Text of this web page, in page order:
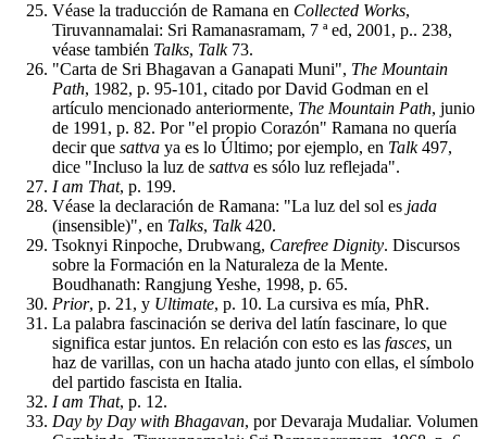
Véase la traducción de Ramana en Collected Works,
Tiruvannamalai: Sri Ramanasramam, 7 ª ed, 2001, p.. 238,
véase también Talks, Talk73.
"Carta de Sri Bhagavan a Ganapati Muni", The Mountain
Path, 1982, p. 95-101, citado por David Godman en el
artículo mencionado anteriormente, The Mountain Path, junio
de 1991, p. 82. Por "el propio Corazón" Ramana no quería
decir que sattva ya es lo Último; por ejemplo, en Talk497,
dice "Incluso la luz de sattva es sólo luz reflejada".
I am That, p. 199.
Véase la declaración de Ramana: "La luz del sol es jada
(insensible)", en Talks, Talk420.
Tsoknyi Rinpoche, Drubwang, Carefree Dignity. Discursos
sobre la Formación en la Naturaleza de la Mente.
Boudhanath: Rangjung Yeshe, 1998, p. 65.
Prior, p. 21, y Ultimate, p. 10. La cursiva es mía, PhR.
La palabra fascinación se deriva del latín fascinare, lo que
significa estar juntos. En relación con esto es las fasces, un
haz de varillas, con un hacha atado junto con ellas, el símbolo
del partido fascista en Italia.
I am That, p. 12.
Day by Day with Bhagavan, por Devaraja Mudaliar. Volumen